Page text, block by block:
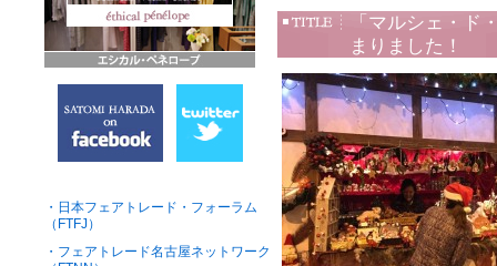
・日本フェアトレード・フォーラム
（FTFJ）
・フェアトレード名古屋ネットワーク
「マルシェ・ド
まりました！